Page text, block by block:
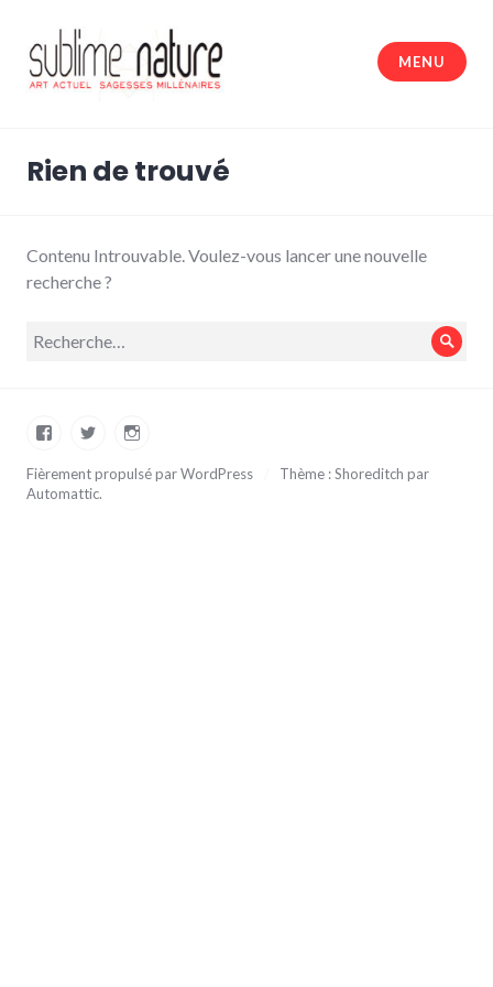
contenu
principal
MENU
Rien de trouvé
Contenu Introuvable. Voulez-vous lancer une nouvelle
recherche ?
Recherche
FacebookTwitterInstagram
Fièrement propulsé par WordPress
Thème : Shoreditch par
Automattic.